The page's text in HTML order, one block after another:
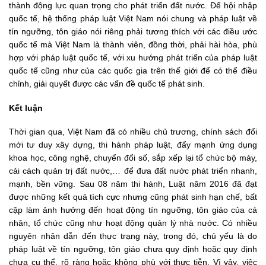
thành động lực quan trọng cho phát triển đất nước. Để hội nhập
quốc tế, hệ thống pháp luật Việt Nam nói chung và pháp luật về
tín ngưỡng, tôn giáo nói riêng phải tương thích với các điều ước
quốc tế mà Việt Nam là thành viên, đồng thời, phải hài hòa, phù
hợp với pháp luật quốc tế, với xu hướng phát triển của pháp luật
quốc tế cũng như của các quốc gia trên thế giới để có thể điều
chỉnh, giải quyết được các vấn đề quốc tế phát sinh.
Kết luận
Thời gian qua, Việt Nam đã có nhiều chủ trương, chính sách đổi
mới tư duy xây dựng, thi hành pháp luật, đẩy mạnh ứng dụng
khoa học, công nghệ, chuyển đổi số, sắp xếp lại tổ chức bộ máy,
cải cách quản trị đất nước,… để đưa đất nước phát triển nhanh,
mạnh, bền vững. Sau 08 năm thi hành, Luật năm 2016 đã đạt
được những kết quả tích cực nhưng cũng phát sinh hạn chế, bất
cập làm ảnh hưởng đến hoạt động tín ngưỡng, tôn giáo của cá
nhân, tổ chức cũng như hoạt động quản lý nhà nước. Có nhiều
nguyên nhân dẫn đến thực trạng này, trong đó, chủ yếu là do
pháp luật về tín ngưỡng, tôn giáo chưa quy định hoặc quy định
chưa cụ thể, rõ ràng hoặc không phù với thực tiễn. Vì vậy, việc